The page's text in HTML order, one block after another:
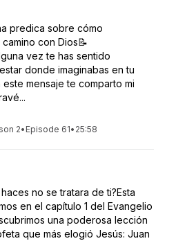
predica sobre cómo
con Dios📝
vez te has sentido
donde imaginabas en tu
este mensaje te comparto mi
2• Episode 61• 25:58
no se tratara de ti?Esta
en el capítulo 1 del Evangelio
una poderosa lección
que más elogió Jesús: Juan